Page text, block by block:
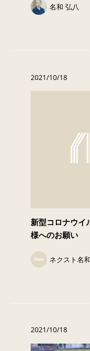
名和 弘八
2021/10/18
新型コロナウイ
様へのお願い
ネクスト名和
2021/10/18